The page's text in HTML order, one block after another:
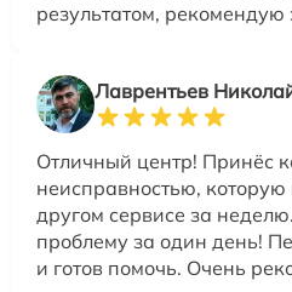
результатом, рекомендую
Лаврентьев
Отличный центр! Принёс
неисправностью, которую
другом сервисе за
проблему за один день!
и готов помочь. Очень